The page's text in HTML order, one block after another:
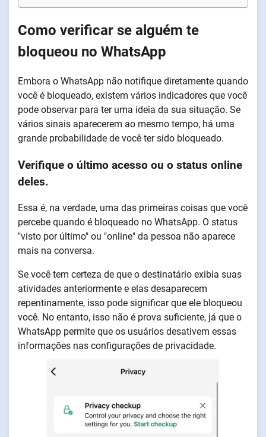
Como verificar se alguém te
bloqueou no WhatsApp
Embora o WhatsApp não notifique diretamente quando
você é bloqueado, existem vários indicadores que você
pode observar para ter uma ideia da sua situação. Se
vários sinais aparecerem ao mesmo tempo, há uma
grande probabilidade de você ter sido bloqueado.
Verifique o último acesso ou o status online
deles.
Essa é, na verdade, uma das primeiras coisas que você
percebe quando é bloqueado no WhatsApp. O status
"visto por último" ou "online" da pessoa não aparece
mais na conversa.
Se você tem certeza de que o destinatário exibia suas
atividades anteriormente e elas desaparecem
repentinamente, isso pode significar que ele bloqueou
você. No entanto, isso não é prova suficiente, já que o
WhatsApp permite que os usuários desativem essas
informações nas configurações de privacidade.